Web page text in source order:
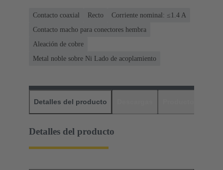
Contacto coaxial Recto
Corriente nominal: ≤1.4 A
Contacto macho para conectores hembra
Aleación de cobre
Metal noble sobre Ni Lado de acoplamiento
Detalles del producto
Detalles del producto